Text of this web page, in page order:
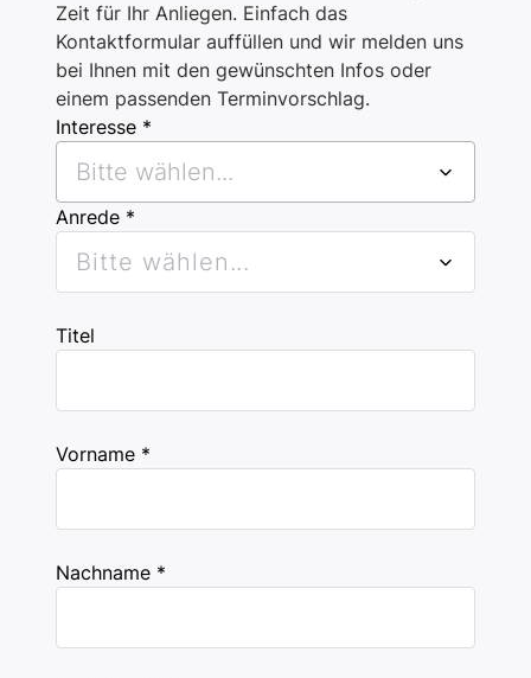
Zeit für Ihr Anliegen. Einfach das
Kontaktformular auffüllen und wir melden uns
bei Ihnen mit den gewünschten Infos oder
einem passenden Terminvorschlag.
Interesse *
Bitte wählen...
Anrede *
Bitte wählen...
Titel
Vorname *
Nachname *